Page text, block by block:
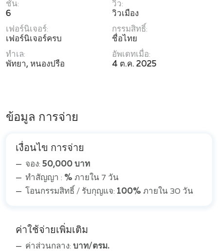
ชั้น:
6
วิว:
วิวเมือง
เฟอร์นิเจอร์:
เฟอร์นิเจอร์ครบ
กรรมสิทธิ์:
ชื่อไทย
ทำเล:
พัทยา, หนองปรือ
อัพเดทเมื่อ:
4 ต.ค. 2025
ข้อมูล การจ่าย
เงื่อนไข การจ่าย
จอง: 50,000 บาท
ทำสัญญา : % ภายใน 7 วัน
โอนกรรมสิทธิ์ / รับกุญแจ: 100% ภายใน 30 วัน
ค่าใช้จ่ายเพิ่มเติม
ค่าส่วนกลาง: บาท/ตรม.